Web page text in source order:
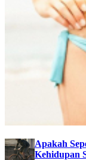
Apakah
Kehidupan